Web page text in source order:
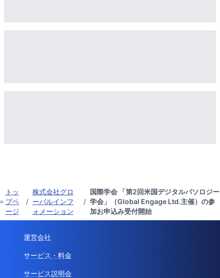
トッ
プペ
ージ
/
株式会社グロ
ーバルインフ
ォメーション
/
国際学会 「第2回米国デジタルパソロジー
学会」（Global Engage Ltd.主催）の参
加お申込み受付開始
運営会社
サービス・料金
サービス説明会